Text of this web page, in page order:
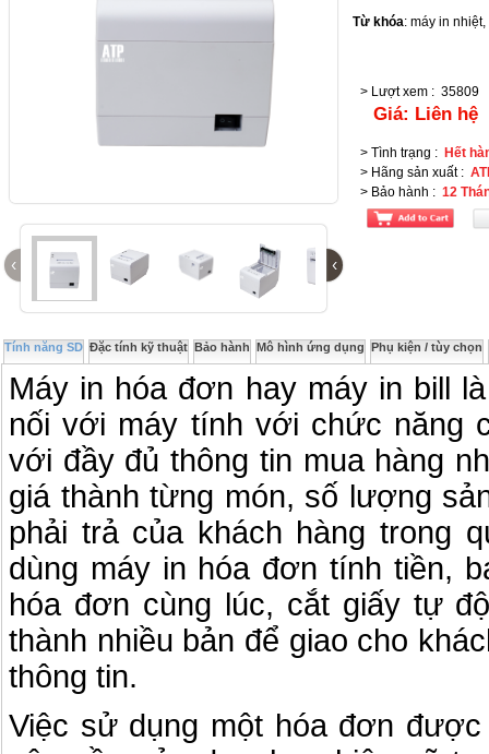
‹ ‹
Từ khóa: máy in nhiệt,
> Lượt xem : 35809
Giá: Liên hệ
> Tình trạng : Hết
> Hãng sản xuất:
> Bảo hành : 12
Tính năng SD Đặc tính kỹ thuật Bảo hành Mô hình ứng dụng Phụ kiện / tùy chọn
Máy in hóa đơn hay máy in bill
nối với máy tính với chức năng
với đầy đủ thông tin mua hàng
giá thành từng món, số lượng
phải trả của khách hàng trong
dùng máy in hóa đơn tính tiền,
hóa đơn cùng lúc, cắt giấy tự
thành nhiều bản để giao cho
thông tin.
Việc sử dụng một hóa đơn